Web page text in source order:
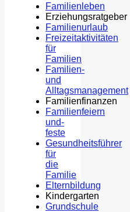
Familienleben
Erziehungsratgeber
Familienurlaub
Freizeitaktivitäten
für
Familien
Familien-
und
Alltagsmanagement
Familienfinanzen
Familienfeiern
und-
feste
Gesundheitsführer
für
die
Familie
Elternbildung
Kindergarten
Grundschule